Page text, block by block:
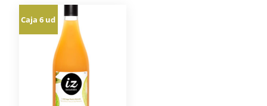
Caja 6 ud